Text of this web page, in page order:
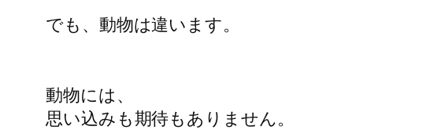
でも、動物は違います。
動物には、
思い込みも期待もありません。